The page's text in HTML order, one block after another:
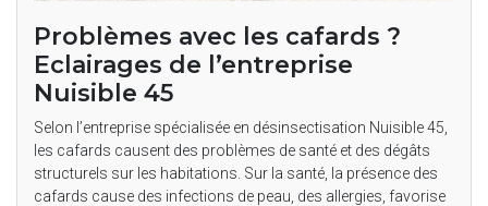
Problèmes avec les cafards ?
Eclairages de l’entreprise
Nuisible 45
Selon l’entreprise spécialisée en désinsectisation Nuisible 45,
les cafards causent des problèmes de santé et des dégâts
structurels sur les habitations. Sur la santé, la présence des
cafards cause des infections de peau, des allergies, favorise